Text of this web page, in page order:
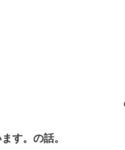
す。の話。